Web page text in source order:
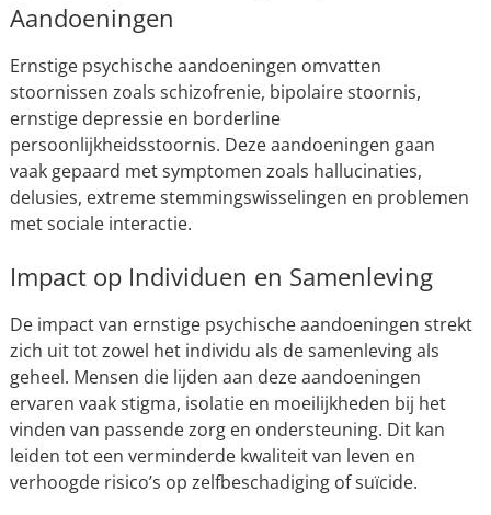
Aandoeningen
Ernstige psychische aandoeningen omvatten
stoornissen zoals schizofrenie, bipolaire stoornis,
ernstige depressie en borderline
persoonlijkheidsstoornis. Deze aandoeningen gaan
vaak gepaard met symptomen zoals hallucinaties,
delusies, extreme stemmingswisselingen en problemen
met sociale interactie.
Impact op Individuen en Samenleving
De impact van ernstige psychische aandoeningen strekt
zich uit tot zowel het individu als de samenleving als
geheel. Mensen die lijden aan deze aandoeningen
ervaren vaak stigma, isolatie en moeilijkheden bij het
vinden van passende zorg en ondersteuning. Dit kan
leiden tot een verminderde kwaliteit van leven en
verhoogde risico’s op zelfbeschadiging of suïcide.